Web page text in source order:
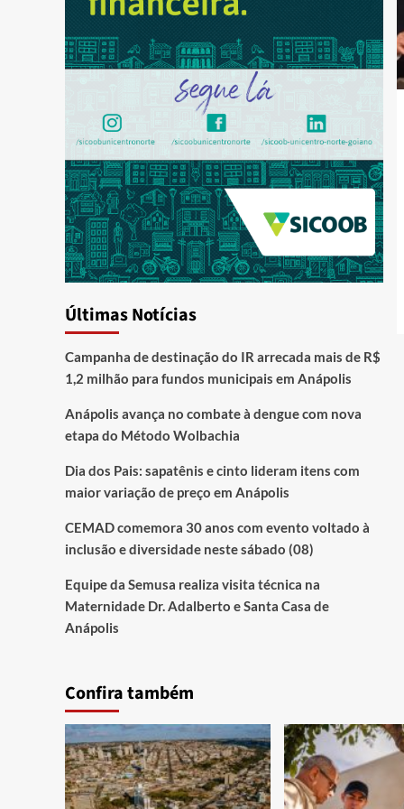
Últimas Notícias
Campanha de destinação do IR arrecada mais de R$
1,2 milhão para fundos municipais em Anápolis
Anápolis avança no combate à dengue com nova
etapa do Método Wolbachia
Dia dos Pais: sapatênis e cinto lideram itens com
maior variação de preço em Anápolis
CEMAD comemora 30 anos com evento voltado à
inclusão e diversidade neste sábado (08)
Equipe da Semusa realiza visita técnica na
Maternidade Dr. Adalberto e Santa Casa de
Anápolis
Confira também